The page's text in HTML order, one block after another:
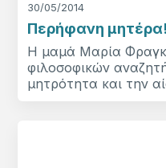
30/05/2014
Περήφανη μητέρα!
Η μαμά Μαρία
φιλοσοφικών
μητρότητα και την